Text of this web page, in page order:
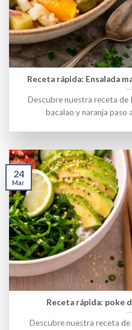
Receta rápida: Ensalada
Descubre nuestra receta de
bacalao y naranja paso
Receta rápida: poke
Descubre nuestra receta
24
Mar